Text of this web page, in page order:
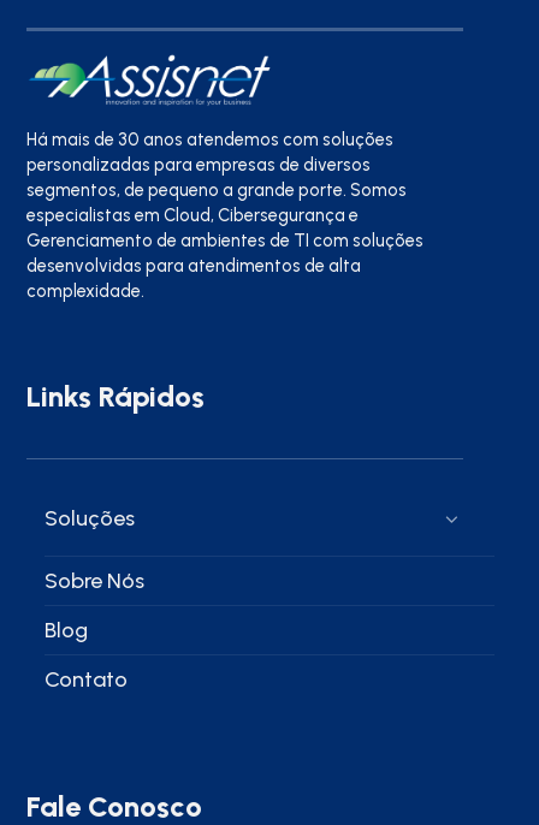
Há mais de 30 anos atendemos com soluções
personalizadas para empresas de diversos
segmentos, de pequeno a grande porte. Somos
especialistas em Cloud, Cibersegurança e
Gerenciamento de ambientes de TI com soluções
desenvolvidas para atendimentos de alta
complexidade.
Links Rápidos
Soluções
Sobre Nós
Blog
Contato
Fale Conosco